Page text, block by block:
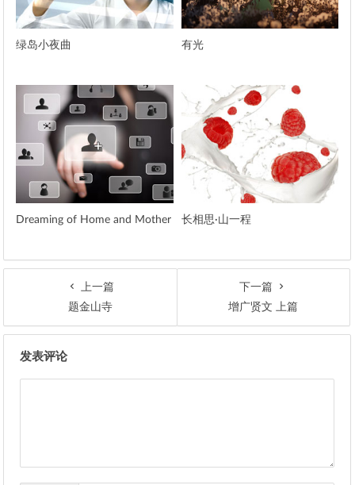
绿岛小夜曲 有光
Dreaming of Home and Mother 长相思·山一程
上一篇
题金山寺
下一篇
增广贤文 上篇
发表评论